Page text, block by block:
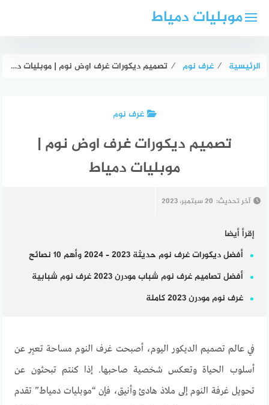
موبليات دمياط
الرئيسية ⁄ غرف نوم ⁄ تصميم ديكورات غرف اوض نوم | موبليات دمياط
غرف نوم
تصميم ديكورات غرف اوض نوم |
موبليات دمياط
آخر تحديث: 20 سبتمبر، 2023
إقرأ أيضا
أفضل ديكورات غرف نوم حديثة 2023 – 2024 وأهم 10 نصائح
أفضل تصاميم غرف نوم شباب مودرن 2023 غرف نوم شبابية
غرف نوم مودرن 2023 كاملة
في عالم تصميم الديكور اليوم، أصبحت غرف النوم مساحة تعبِر عن
أسلوب الحياة وتعكس شخصية صاحبها. إذا كنتم تبحثون عن
تحويل غرفة النوم إلى ملاذ هادئ وأنيق، فإن “موبليات دمياط” تقدم